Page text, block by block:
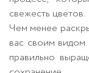
свежесть цветов.
Чем менее
вас своим
правильно